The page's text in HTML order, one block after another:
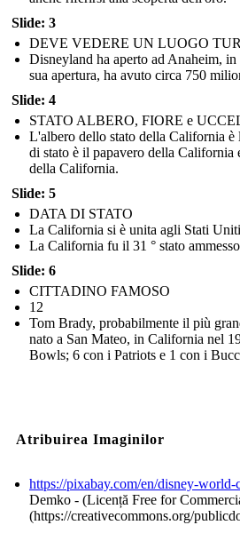
Slide: 3
DEVE VEDERE UN LUOGO
Disneyland ha aperto ad Anaheim,
sua apertura, ha avuto circa 750
Slide: 4
STATO ALBERO, FIORE e
L'albero dello stato della California
di stato è il papavero della California
della California.
Slide: 5
DATA DI STATO
La California si è unita agli Stati
La California fu il 31 ° stato
Slide: 6
CITTADINO FAMOSO
12
Tom Brady, probabilmente il più
nato a San Mateo, in California nel
Bowls; 6 con i Patriots e 1 con i
Atribuirea Imaginilor
https://pixabay.com/en/disney-
Demko - (Licență Free for
(https://creativecommons.org/